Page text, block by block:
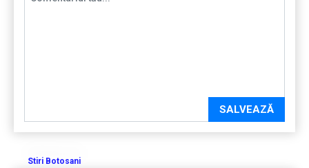
SALVEAZĂ
Stiri Botosani